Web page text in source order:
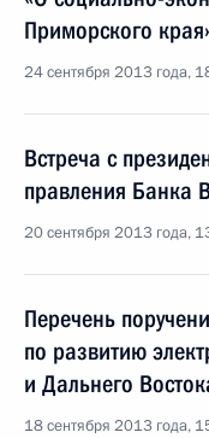
Приморского
24 сентября 2013 года,
Встреча с
правления Банка
20 сентября 2013 года,
Перечень
по развитию
и Дальнего
18 сентября 2013 года,